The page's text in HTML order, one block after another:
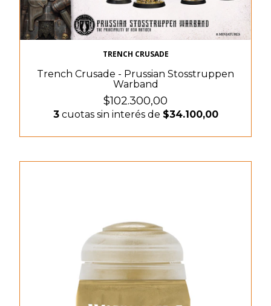
TRENCH CRUSADE
Trench Crusade - Prussian Stosstruppen
Warband
$102.300,00
3cuotas sin interés de $34.100,00